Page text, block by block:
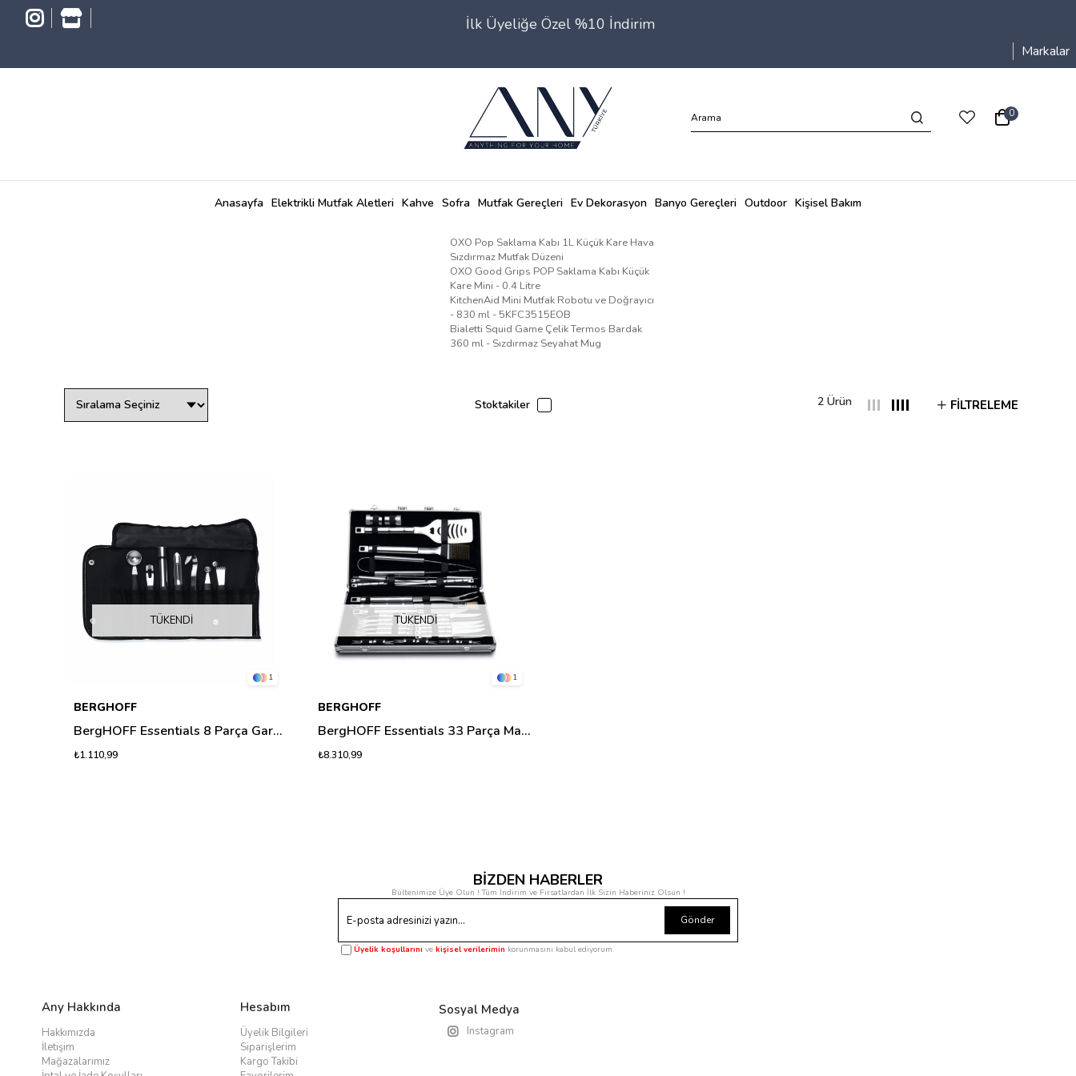
İlk Üyeliğe Özel %10 İndirim
Markalar
0
Anasayfa Elektrikli Mutfak Aletleri Kahve Sofra Mutfak Gereçleri Ev Dekorasyon Banyo Gereçleri Outdoor Kişisel Bakım
OXO Pop Saklama Kabı 1L Küçük Kare Hava
Sızdırmaz Mutfak Düzeni
OXO Good Grips POP Saklama Kabı Küçük
Kare Mini - 0.4 Litre
KitchenAid Mini Mutfak Robotu ve Doğrayıcı
- 830 ml - 5KFC3515EOB
Bialetti Squid Game Çelik Termos Bardak
360 ml - Sızdırmaz Seyahat Mug
FILTRELEME
Stoktakiler 2 Ürün
TÜKENDI
1
BERGHOFF
BergHOFF Essentials 8 Parça Garnitür ve Servis Seti - Paslanmaz Çelik
₺1.110,99
TÜKENDI
1
BERGHOFF
BergHOFF Essentials 33 Parça Mangal Seti - Alüminyum Çantalı Paslanmaz Çelik
₺8.310,99
BİZDEN HABERLER
Bültenimize Üye Olun ! Tüm İndirim ve Fırsatlardan İlk Sizin Haberiniz Olsun !
Gönder
Üyelik koşullarını ve kişisel verilerimin korunmasını kabul ediyorum.
Any Hakkında
Hakkımızda
İletişim
Mağazalarımız
Hesabım
Üyelik Bilgileri
Siparişlerim
Kargo Takibi
Sosyal Medya
Instagram